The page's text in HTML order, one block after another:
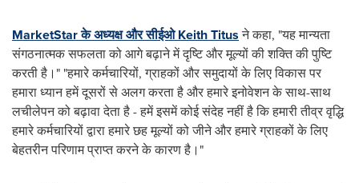
MarketStar के अध्यक्ष और सीईओ Keith Titusने कहा, "यह मान्यता
संगठनात्मक सफलता को आगे बढ़ाने में दृष्टि और मूल्यों की शक्ति की पुष्टि
करती है।" "हमारे कर्मचारियों, ग्राहकों और समुदायों के लिए विकास पर
हमारा ध्यान हमें दूसरों से अलग करता है और हमारे इनोवेशन के साथ-साथ
लचीलेपन को बढ़ावा देता है - हमें इसमें कोई संदेह नहीं है कि हमारी तीव्र वृद्धि
हमारे कर्मचारियों द्वारा हमारे छह मूल्यों को जीने और हमारे ग्राहकों के लिए
बेहतरीन परिणाम प्राप्त करने के कारण है।"